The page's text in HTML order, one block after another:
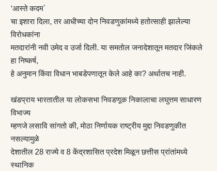
‘आस्ते कदम`
चा इशारा दिला, तर आधीच्या दोन निवडणुकांमध्ये हतोत्साही झालेल्या
विरोधकांना
मतदारांनी नवी उमेद व उर्जा दिली. या समतोल जनादेशातून मतदार जिंकले
हा निष्कर्ष,
हे अनुमान किंवा विधान भाबडेपणातून केले आहे का? अर्थातच नाही.
खंडप्राय भारतातील या लोकसभा निवडणूक निकालाचा लघुत्तम साधारण
विभाज्य
म्हणजे लसावि सांगतो की, मोठा निर्णायक राष्ट्रीय मुद्दा निवडणुकीत
नसल्यामुळे
देशातील 28 राज्ये व 8 केंद्रशासित प्रदेश मिळून छत्तीस प्रांतांमध्ये
स्थानिक